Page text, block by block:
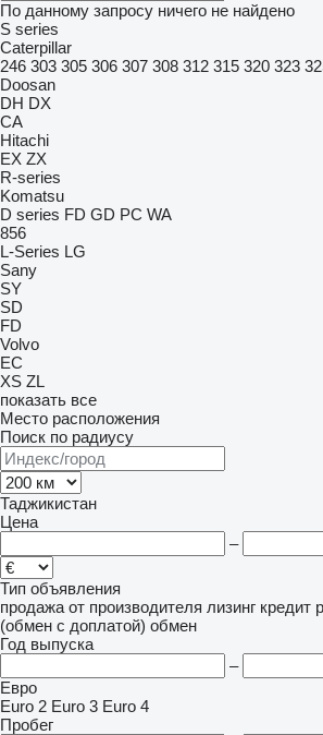
По данному запросу ничего не найдено
S series
Caterpillar
246 303 305 306 307 308 312 315 320 323
Doosan
DH DX
CA
Hitachi
EX ZX
R-series
Komatsu
D series FD GD PC WA
856
L-Series LG
Sany
SY
SD
FD
Volvo
EC
XS ZL
показать все
Место расположения
Поиск по радиусу
Таджикистан
Цена
–
Тип объявления
продажа от производителя лизинг кредит
(обмен с доплатой) обмен
Год выпуска
–
Евро
Euro 2 Euro 3 Euro 4
Пробег